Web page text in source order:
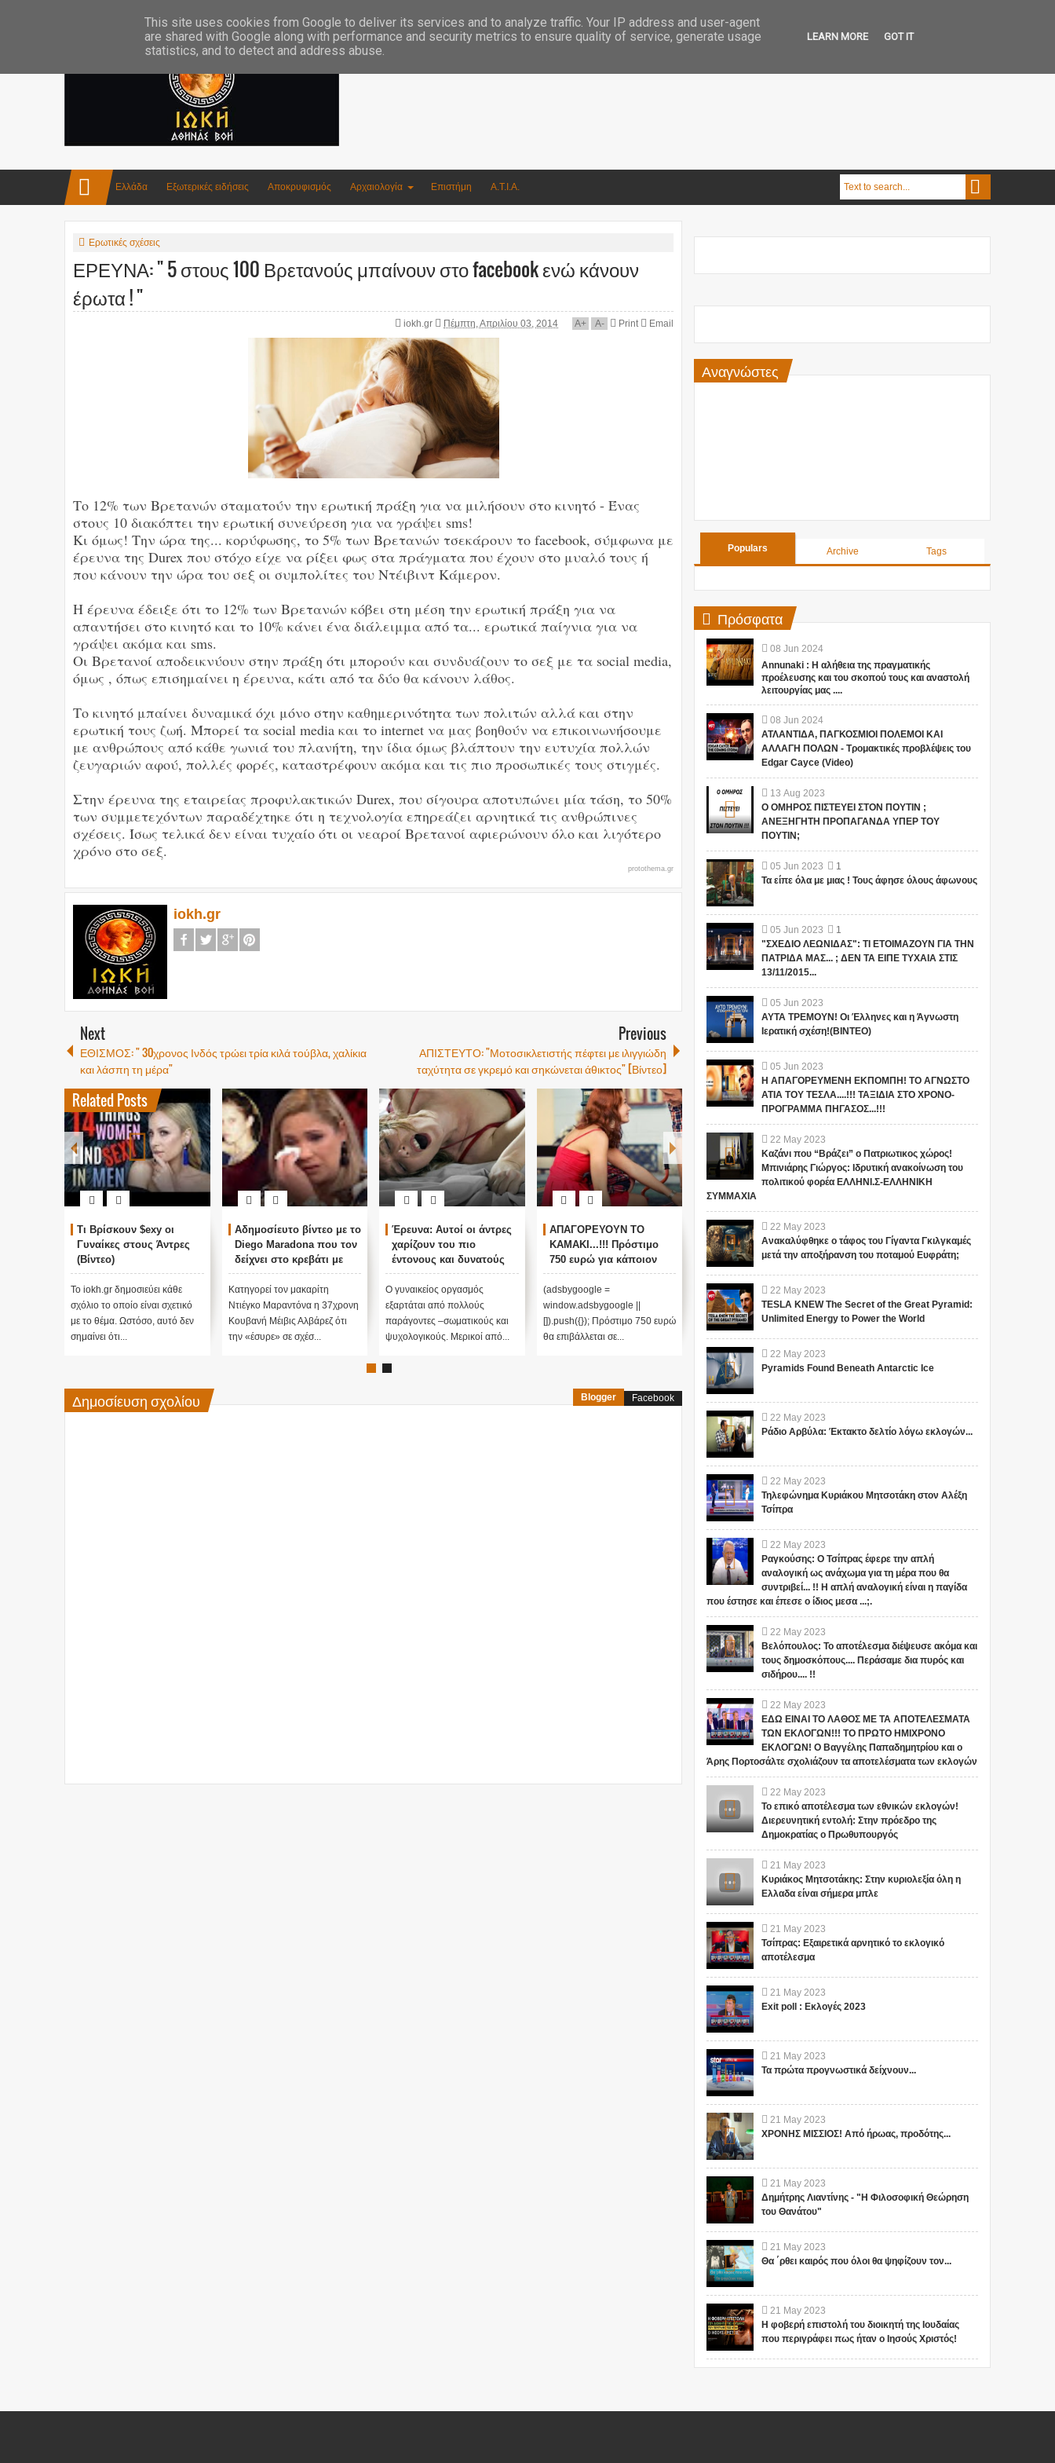
Ελλάδα Εξωτερικές ειδήσεις Αποκρυφισμός Αρχαιολογία Επιστήμη Α.Τ.Ι.Α.
Ερωτικές σχέσεις
ΕΡΕΥΝΑ: " 5 στους 100 Βρετανούς μπαίνουν στο facebook ενώ κάνουν
έρωτα ! "
iokh.gr Πέμπτη, Απριλίου 03, 2014 A+ A- Print Email
Το 12% των Βρετανών σταματούν την ερωτική πράξη για να μιλήσουν στο κινητό - Ένας
στους 10 διακόπτει την ερωτική συνεύρεση για να γράψει sms!
Κι όμως! Tην ώρα της... κορύφωσης, το 5% των Βρετανών τσεκάρουν το facebook, σύμφωνα με
έρευνα της Durex που στόχο είχε να ρίξει φως στα πράγματα που έχουν στο μυαλό τους ή
που κάνουν την ώρα του σεξ οι συμπολίτες του Ντέιβιντ Κάμερον.
Η έρευνα έδειξε ότι το 12% των Βρετανών κόβει στη μέση την ερωτική πράξη για να
απαντήσει στο κινητό και το 10% κάνει ένα διάλειμμα από τα... ερωτικά παίγνια για να
γράψει ακόμα και sms.
Οι Βρετανοί αποδεικνύουν στην πράξη ότι μπορούν και συνδυάζουν το σεξ με τα social media,
όμως , όπως επισημαίνει η έρευνα, κάτι από τα δύο θα κάνουν λάθος.
Το κινητό μπαίνει δυναμικά όχι μόνο στην καθημερινότητα των πολιτών αλλά και στην
ερωτική τους ζωή. Μπορεί τα social media και το internet να μας βοηθούν να επικοινωνήσουμε
με ανθρώπους από κάθε γωνιά του πλανήτη, την ίδια όμως βλάπτουν την ευτυχία πολλών
ζευγαριών αφού, πολλές φορές, καταστρέφουν ακόμα και τις πιο προσωπικές τους στιγμές.
Στην έρευνα της εταιρείας προφυλακτικών Durex, που σίγουρα αποτυπώνει μία τάση, το 50%
των συμμετεχόντων παραδέχτηκε ότι η τεχνολογία επηρεάζει αρνητικά τις ανθρώπινες
σχέσεις. Ίσως τελικά δεν είναι τυχαίο ότι οι νεαροί Βρετανοί αφιερώνουν όλο και λιγότερο
χρόνο στο σεξ.
protothema.gr
iokh.gr
Next
ΕΘΙΣΜΟΣ: " 30χρονος Ινδός τρώει τρία κιλά τούβλα, χαλίκια
και λάσπη τη μέρα"
Previous
ΑΠΙΣΤΕΥΤΟ: "Μοτοσικλετιστής πέφτει με ιλιγγιώδη
ταχύτητα σε γκρεμό και σηκώνεται άθικτος" [Βίντεο]
Related Posts
Τι Βρίσκουν $exy οι
Γυναίκες στους Άντρες
(Βίντεο)
Το iokh.gr δημοσιεύει κάθε
σχόλιο το οποίο είναι σχετικό
με το θέμα. Ωστόσο, αυτό δεν
σημαίνει ότι...
Αδημοσίευτο βίντεο με το
Diego Maradona που τον
δείχνει στο κρεβάτι με
μια 16χρονη!
Κατηγορεί τον μακαρίτη
Ντιέγκο Μαραντόνα η 37χρονη
Κουβανή Μέιβις Αλβάρεζ ότι
την «έσυρε» σε σχέσ...
Έρευνα: Αυτοί οι άντρες
χαρίζουν του πιο
έντονους και δυνατούς
οργασμούς!
Ο γυναικείος οργασμός
εξαρτάται από πολλούς
παράγοντες –σωματικούς και
ψυχολογικούς. Μερικοί από...
ΑΠΑΓΟΡΕΥΟΥΝ ΤΟ
ΚΑΜΑΚΙ...!!! Πρόστιμο
750 ευρώ για κάποιον
που κάνει καμάκι!
(adsbygoogle =
window.adsbygoogle ||
[]).push({}); Πρόστιμο 750 ευρώ
θα επιβάλλεται σε...
11 Ξεκάθαρα σημάδια
που φανερώνουν ότι η
Γυναίκα σου σε Απατάει.
Αν κάνει το 10, Χώρισε
την αμέσως!
(adsbygoogle =
window.adsbygoogle ||
[]).push({}); Οι γυναίκες είναι το
ίδιο πιθανό να γ...
ΚΑΡΕΚΛΑ ΤΟΥ ΠΟΥΤΙΝ!
(photo)
window.adsbygoogle ||
[]).push({}); Μια εντυπωσιακή
ξανθιά δημοσιογράφος ανα...
Δημοσίευση σχολίου Blogger Facebook
Αναγνώστες
Populars Archive Tags
Πρόσφατα
08 Jun 2024
Annunaki : Η αλήθεια της πραγματικής
προέλευσης και του σκοπού τους και αναστολή
λειτουργίας μας ....
08 Jun 2024
ΑΤΛΑΝΤΙΔΑ, ΠΑΓΚΟΣΜΙΟΙ ΠΟΛΕΜΟΙ ΚΑΙ
ΑΛΛΑΓΗ ΠΟΛΩΝ - Τρομακτικές προβλέψεις του
Edgar Cayce (Video)
13 Aug 2023
Ο ΟΜΗΡΟΣ ΠΙΣΤΕΥΕΙ ΣΤΟΝ ΠΟΥΤΙΝ ;
ΑΝΕΞΗΓΗΤΗ ΠΡΟΠΑΓΑΝΔΑ ΥΠΕΡ ΤΟΥ
ΠΟΥΤΙΝ;
05 Jun 2023
1
Τα είπε όλα με μιας ! Τους άφησε όλους άφωνους
05 Jun 2023
1
"ΣΧΕΔΙΟ ΛΕΩΝΙΔΑΣ": ΤΙ ΕΤΟΙΜΑΖΟΥΝ ΓΙΑ ΤΗΝ
ΠΑΤΡΙΔΑ ΜΑΣ... ; ΔΕΝ ΤΑ ΕΙΠΕ ΤΥΧΑΙΑ ΣΤΙΣ
13/11/2015...
05 Jun 2023
ΑΥΤΑ ΤΡΕΜΟΥΝ! Οι Έλληνες και η Άγνωστη
Ιερατική σχέση!(ΒΙΝΤΕΟ)
05 Jun 2023
Η ΑΠΑΓΟΡΕΥΜΕΝΗ ΕΚΠΟΜΠΗ! ΤΟ ΑΓΝΩΣΤΟ
ΑΤΙΑ ΤΟΥ ΤΕΣΛΑ....!!! ΤΑΞΙΔΙΑ ΣΤΟ ΧΡΟΝΟ-
ΠΡΟΓΡΑΜΜΑ ΠΗΓΑΣΟΣ...!!!
22 May 2023
Καζάνι που “Βράζει” ο Πατριωτικος χώρος!
Μπινιάρης Γιώργος: Ιδρυτική ανακοίνωση του
πολιτικού φορέα ΕΛΛΗΝΙ.Σ-ΕΛΛΗΝΙΚΗ
ΣΥΜΜΑΧΙΑ
22 May 2023
Ανακαλύφθηκε ο τάφος του Γίγαντα Γκιλγκαμές
μετά την αποξήρανση του ποταμού Ευφράτη;
22 May 2023
TESLA KNEW The Secret of the Great Pyramid:
Unlimited Energy to Power the World
22 May 2023
Pyramids Found Beneath Antarctic Ice
22 May 2023
Ράδιο Αρβύλα: Έκτακτο δελτίο λόγω εκλογών...
22 May 2023
Τηλεφώνημα Κυριάκου Μητσοτάκη στον Αλέξη
Τσίπρα
22 May 2023
Ραγκούσης: Ο Τσίπρας έφερε την απλή
αναλογική ως ανάχωμα για τη μέρα που θα
συντριβεί... !! Η απλή αναλογική είναι η παγίδα
που έστησε και έπεσε ο ίδιος μεσα ...;.
22 May 2023
Βελόπουλος: Το αποτέλεσμα διέψευσε ακόμα και
τους δημοσκόπους.... Περάσαμε δια πυρός και
σιδήρου.... !!
22 May 2023
ΕΔΩ ΕΙΝΑΙ ΤΟ ΛΑΘΟΣ ΜΕ ΤΑ ΑΠΟΤΕΛΕΣΜΑΤΑ
ΤΩΝ ΕΚΛΟΓΩΝ!!! ΤΟ ΠΡΩΤΟ ΗΜΙΧΡΟΝΟ
ΕΚΛΟΓΩΝ! Ο Βαγγέλης Παπαδημητρίου και ο
Άρης Πορτοσάλτε σχολιάζουν τα αποτελέσματα των εκλογών
22 May 2023
Το επικό αποτέλεσμα των εθνικών εκλογών!
Διερευνητική εντολή: Στην πρόεδρο της
Δημοκρατίας ο Πρωθυπουργός
21 May 2023
Κυριάκος Μητσοτάκης: Στην κυριολεξία όλη η
Ελλαδα είναι σήμερα μπλε
21 May 2023
Τσίπρας: Εξαιρετικά αρνητικό το εκλογικό
αποτέλεσμα
21 May 2023
Exit poll : Εκλογές 2023
21 May 2023
Τα πρώτα προγνωστικά δείχνουν...
21 May 2023
ΧΡΟΝΗΣ ΜΙΣΣΙΟΣ! Από ήρωας, προδότης...
21 May 2023
Δημήτρης Λιαντίνης - "Η Φιλοσοφική Θεώρηση
του Θανάτου"
21 May 2023
Θα ΄ρθει καιρός που όλοι θα ψηφίζουν τον...
21 May 2023
Η φοβερή επιστολή του διοικητή της Ιουδαίας
που περιγράφει πως ήταν ο Ιησούς Χριστός!
This site uses cookies from Google to deliver its services and to analyze traffic. Your IP address and user-agent
are shared with Google along with performance and security metrics to ensure quality of service, generate usage
statistics, and to detect and address abuse.
LEARN MORE GOT IT